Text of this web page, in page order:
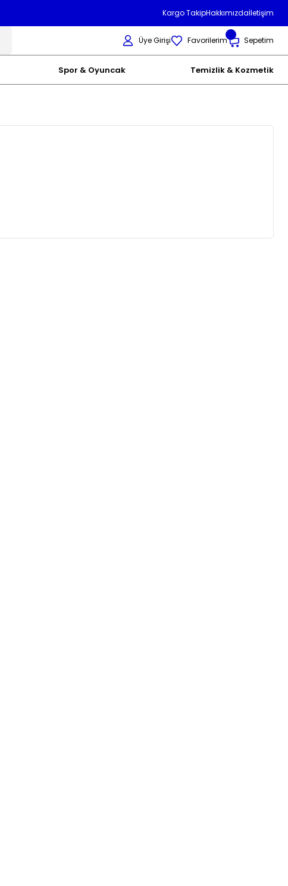
Kargo TakipHakkımızdaİletişim
Üye Girişi Favorilerim Sepetim
Spor & Oyuncak Temizlik & Kozmetik